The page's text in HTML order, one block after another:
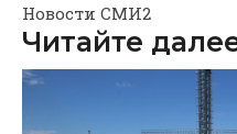
Новости СМИ2
Читайте